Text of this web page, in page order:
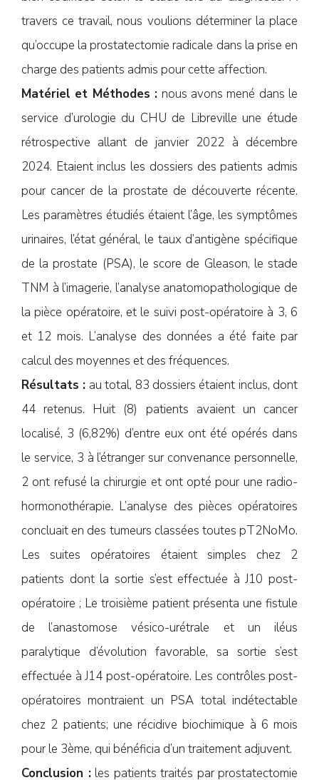
travers ce travail, nous voulions déterminer la place
qu’occupe la prostatectomie radicale dans la prise en
charge des patients admis pour cette affection.
Matériel et Méthodes : nous avons mené dans le
service d’urologie du CHU de Libreville une étude
rétrospective allant de janvier 2022 à décembre
2024. Etaient inclus les dossiers des patients admis
pour cancer de la prostate de découverte récente.
Les paramètres étudiés étaient l’âge, les symptômes
urinaires, l’état général, le taux d’antigène spécifique
de la prostate (PSA), le score de Gleason, le stade
TNM à l’imagerie, l’analyse anatomopathologique de
la pièce opératoire, et le suivi post-opératoire à 3, 6
et 12 mois. L’analyse des données a été faite par
calcul des moyennes et des fréquences.
Résultats : au total, 83 dossiers étaient inclus, dont
44 retenus. Huit (8) patients avaient un cancer
localisé, 3 (6,82%) d’entre eux ont été opérés dans
le service, 3 à l’étranger sur convenance personnelle,
2 ont refusé la chirurgie et ont opté pour une radio-
hormonothérapie. L’analyse des pièces opératoires
concluait en des tumeurs classées toutes pT2NoMo.
Les suites opératoires étaient simples chez 2
patients dont la sortie s’est effectuée à J10 post-
opératoire ; Le troisième patient présenta une fistule
de l’anastomose vésico-urétrale et un iléus
paralytique d’évolution favorable, sa sortie s’est
effectuée à J14 post-opératoire. Les contrôles post-
opératoires montraient un PSA total indétectable
chez 2 patients; une récidive biochimique à 6 mois
pour le 3ème, qui bénéficia d’un traitement adjuvent.
Conclusion :les patients traités par prostatectomie